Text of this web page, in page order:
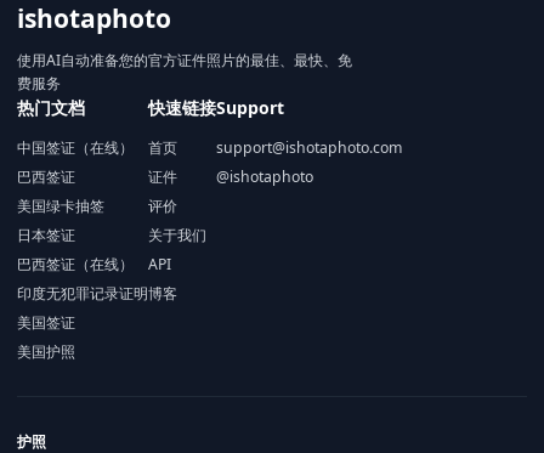
ishotaphoto
使用AI自动准备您的官方证件照片的最佳、最快、免
费服务
热门文档
中国签证（在线）
巴西签证
美国绿卡抽签
日本签证
巴西签证（在线）
印度无犯罪记录证明
美国签证
美国护照
快速链接
首页
证件
评价
关于我们
API
博客
Support
support@ishotaphoto.com
@ishotaphoto
护照